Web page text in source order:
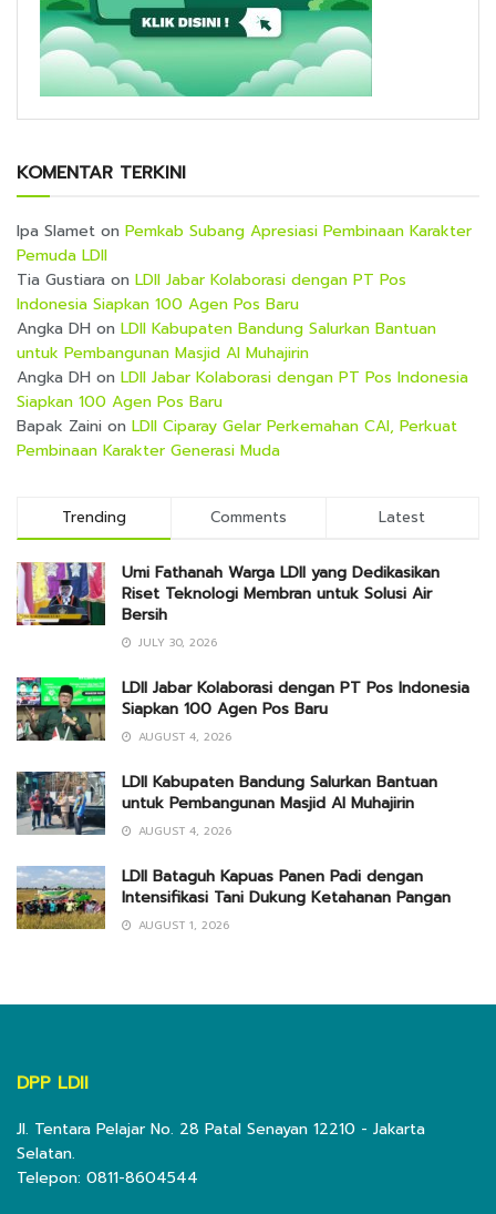
KOMENTAR TERKINI
Ipa Slamet on Pemkab Subang Apresiasi Pembinaan Karakter
Pemuda LDII
Tia Gustiara on LDII Jabar Kolaborasi dengan PT Pos
Indonesia Siapkan 100 Agen Pos Baru
Angka DH on LDII Kabupaten Bandung Salurkan Bantuan
untuk Pembangunan Masjid Al Muhajirin
Angka DH on LDII Jabar Kolaborasi dengan PT Pos Indonesia
Siapkan 100 Agen Pos Baru
Bapak Zaini on LDII Ciparay Gelar Perkemahan CAI, Perkuat
Pembinaan Karakter Generasi Muda
Trending Comments Latest
Umi Fathanah Warga LDII yang Dedikasikan
Riset Teknologi Membran untuk Solusi Air
Bersih
JULY 30, 2026
LDII Jabar Kolaborasi dengan PT Pos Indonesia
Siapkan 100 Agen Pos Baru
AUGUST 4, 2026
LDII Kabupaten Bandung Salurkan Bantuan
untuk Pembangunan Masjid Al Muhajirin
AUGUST 4, 2026
LDII Bataguh Kapuas Panen Padi dengan
Intensifikasi Tani Dukung Ketahanan Pangan
AUGUST 1, 2026
DPP LDII
Jl. Tentara Pelajar No. 28 Patal Senayan 12210 - Jakarta
Selatan.
Telepon: 0811-8604544